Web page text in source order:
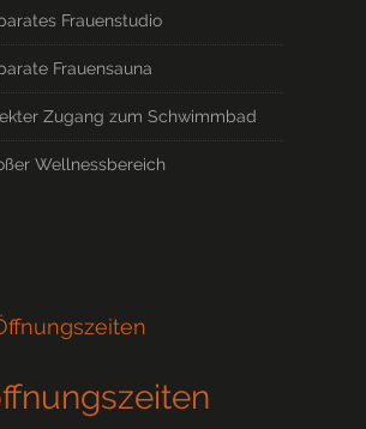
Frauenstudio
Frauensauna
Zugang zum Schwimmbad
Wellnessbereich